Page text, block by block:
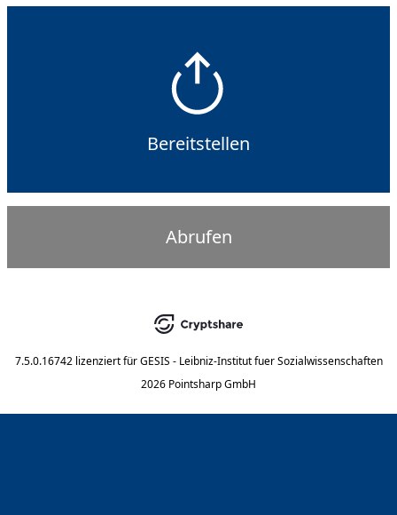
Bereitstellen
Abrufen
7.5.0.16742 lizenziert für GESIS - Leibniz-Institut fuer Sozialwissenschaften
2026 Pointsharp GmbH